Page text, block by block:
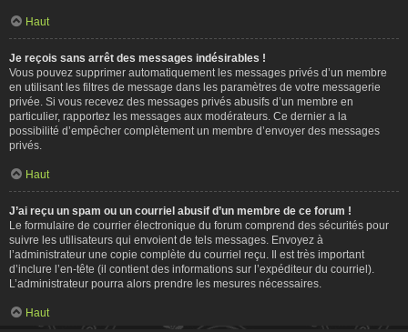
Haut
Je reçois sans arrêt des messages indésirables !
Vous pouvez supprimer automatiquement les messages privés d’un membre
en utilisant les filtres de message dans les paramètres de votre messagerie
privée. Si vous recevez des messages privés abusifs d’un membre en
particulier, rapportez les messages aux modérateurs. Ce dernier a la
possibilité d’empêcher complètement un membre d’envoyer des messages
privés.
Haut
J’ai reçu un spam ou un courriel abusif d’un membre de ce forum !
Le formulaire de courrier électronique du forum comprend des sécurités pour
suivre les utilisateurs qui envoient de tels messages. Envoyez à
l’administrateur une copie complète du courriel reçu. Il est très important
d’inclure l’en-tête (il contient des informations sur l’expéditeur du courriel).
L’administrateur pourra alors prendre les mesures nécessaires.
Haut